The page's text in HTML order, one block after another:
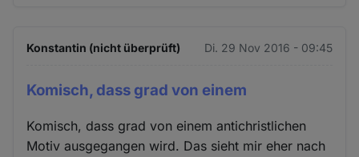
Konstantin (nicht überprüft) Di. 29 Nov 2016 - 09:45
Komisch, dass grad von einem
Komisch, dass grad von einem antichristlichen
Motiv ausgegangen wird. Das sieht mir eher nach